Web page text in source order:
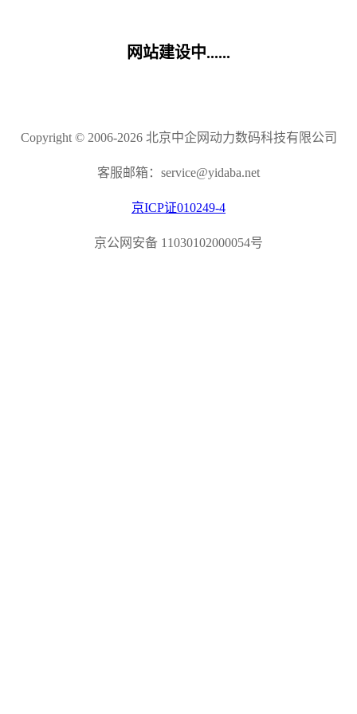
网站建设中......
Copyright © 2006-2026 北京中企网动力数码科技有限公司
客服邮箱：service@yidaba.net
京ICP证010249-4
京公网安备 11030102000054号